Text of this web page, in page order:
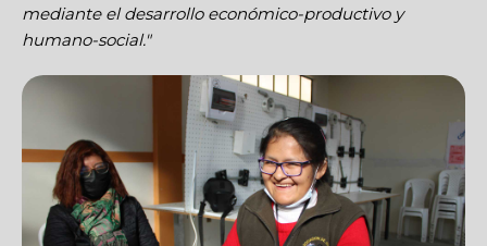
mediante el desarrollo económico-productivo y
humano-social."